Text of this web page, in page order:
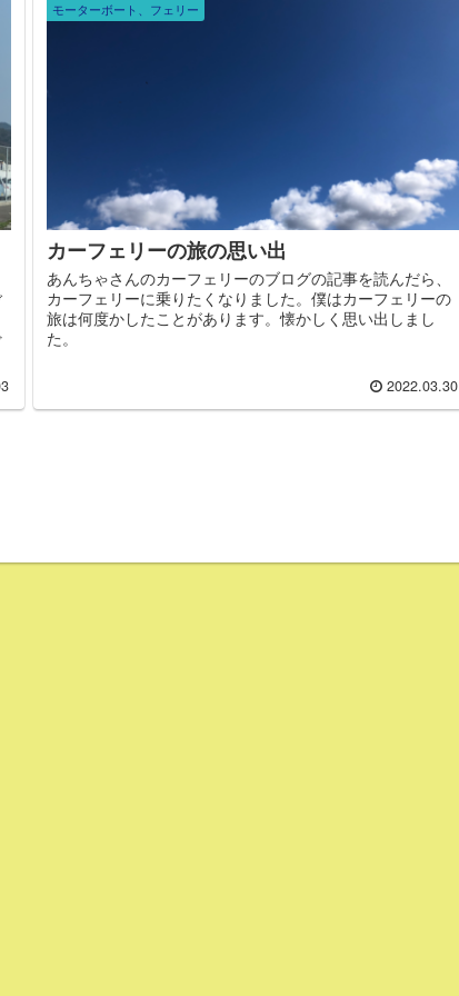
モーターボート、フェリー
カーフェリーの旅の思い出
あんちゃさんのカーフェリーのブログの記事を読んだら、
カーフェリーに乗りたくなりました。僕はカーフェリーの
旅は何度かしたことがあります。懐かしく思い出しまし
た。
2022.03.30